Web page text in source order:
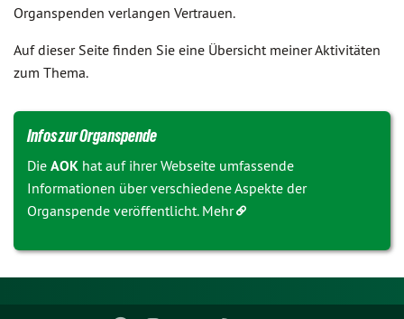
Organspenden verlangen Vertrauen.
Auf dieser Seite finden Sie eine Übersicht meiner Aktivitäten
zum Thema.
Infos zur Organspende
Die AOK hat auf ihrer Webseite umfassende
Informationen über verschiedene Aspekte der
Organspende veröffentlicht. Mehr